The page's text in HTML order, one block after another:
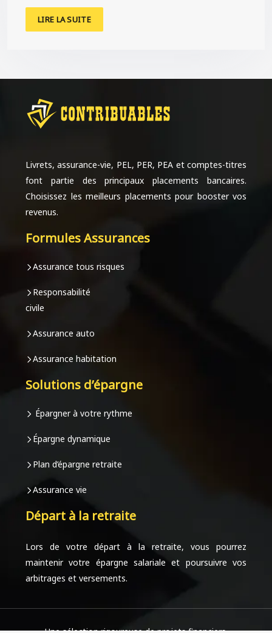
LIRE LA SUITE
Livrets, assurance-vie, PEL, PER, PEA et comptes-titres
font partie des principaux placements bancaires.
Choisissez les meilleurs placements pour booster vos
revenus.
Formules Assurances
Assurance tous risques
Responsabilité
civile
Assurance auto
Assurance habitation
Solutions d’épargne
Épargner à votre rythme
Épargne dynamique
Plan d’épargne retraite
Assurance vie
Départ à la retraite
Lors de votre départ à la retraite, vous pourrez
maintenir votre épargne salariale et poursuivre vos
arbitrages et versements.